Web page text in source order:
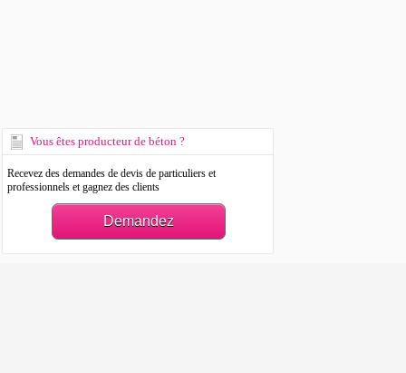
Vous êtes producteur de béton ?
Recevez des demandes de devis de particuliers et
professionnels et gagnez des clients
Demandez